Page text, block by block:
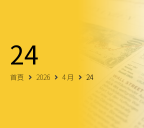
24
首頁 2026 4 月 24